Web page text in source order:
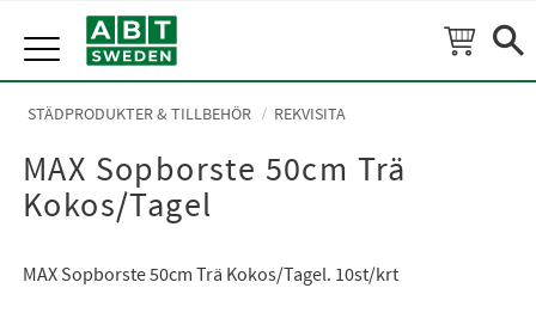
Meny
STÄDPRODUKTER & TILLBEHÖR REKVISITA
MAX Sopborste 50cm Trä
Kokos/Tagel
MAX Sopborste 50cm Trä Kokos/Tagel. 10st/krt